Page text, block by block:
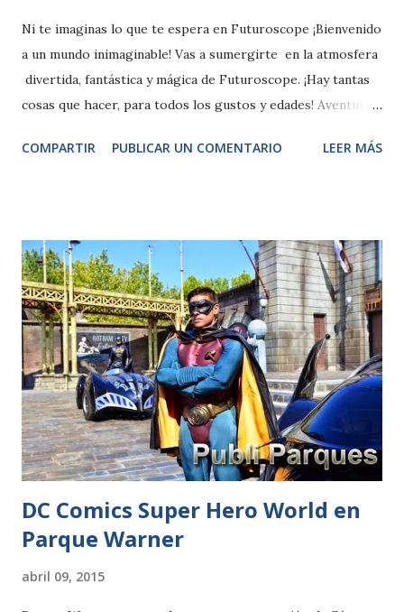
Ni te imaginas lo que te espera en Futuroscope ¡Bienvenido
a un mundo inimaginable! Vas a sumergirte en la atmosfera
divertida, fantástica y mágica de Futuroscope. ¡Hay tantas
cosas que hacer, para todos los gustos y edades! Aventuras
viajes sensacionales, un show nocturno mágico, atracciones
la Arena fun Xperiences, en este centro de entrenamiento
completamente loco, nuevos juegos delirantes, entre el
deporte y la diversión, se imaginaron para darte el máximo
de sensaciones y de ‘fun’: toboganes vertiginosos, sprint,
flying ball, laser training, mind ball… A partir de abril,
déjate llevar por el universo fantástico de Los misterios del
Kube: Un espectáculo en vivo mezclando acróbatas,
bailarines y artes digitales en el centro de...
COMPARTIR PUBLICAR UN COMENTARIO LEER MÁS
DC Comics Super Hero World en
Parque Warner
abril 09, 2015